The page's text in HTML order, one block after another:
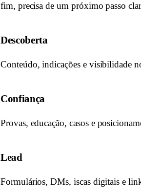
fim, precisa de um próximo passo
Descoberta
Conteúdo, indicações e visibilidade
Confiança
Provas, educação, casos e
Lead
Formulários, DMs, iscas digitais e